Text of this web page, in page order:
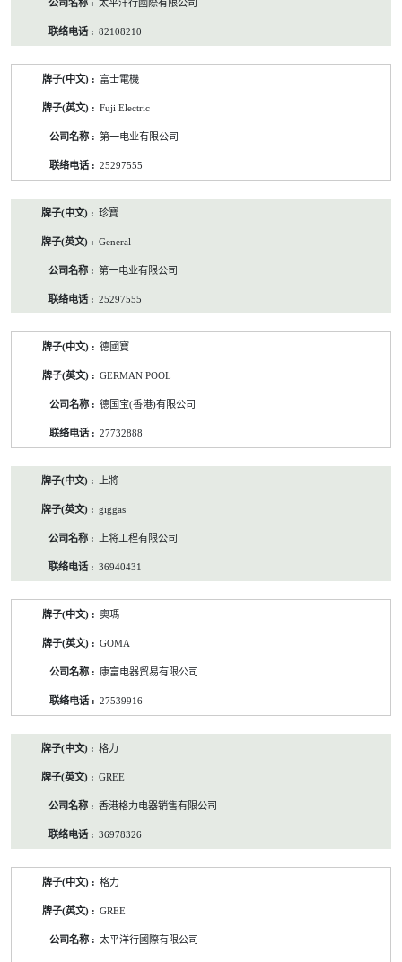
太平洋行國際有限公司
82108210
富士電機
Fuji Electric
第一电业有限公司
25297555
珍寶
General
第一电业有限公司
25297555
德國寶
GERMAN POOL
德国宝(香港)有限公司
27732888
上將
giggas
上将工程有限公司
36940431
奧瑪
GOMA
康富电器贸易有限公司
27539916
格力
GREE
香港格力电器销售有限公司
36978326
格力
GREE
太平洋行國際有限公司